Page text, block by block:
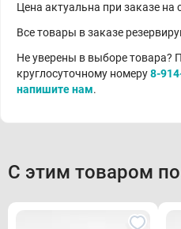
Цена актуальна при заказе на
Все товары в заказе
Не уверены в выборе товара?
круглосуточному номеру8-
напишите нам.
С этим товаром